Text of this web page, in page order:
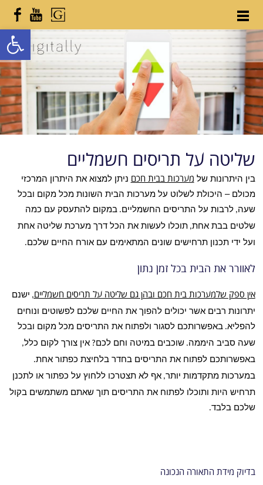
שליטה על תריסים חשמליים
בין היתרונות של מערכות בבית חכם ניתן למצוא את היתרון המרכזי
מכולם – היכולת לשלוט על מערכות הבית השונות מכל מקום ובכל
שעה,לרבות על התריסים החשמליים.במקום להתעסק עם כמה
שלטים בבת אחת,תוכלו לעשות את הכל דרך מערכת שליטה אחת
ועל ידי תכנון תרחישים שונים המתאימים עם אורח החיים שלכם.
לאוורר את הבית בכל זמן נתון
אין ספק שלמערכות בית חכם ובהן גם שליטה על תריסים חשמליים, ישנם
יתרונות רבים אשר יכולים להפוך את החיים שלכם לפשוטים ונוחים
להפליא.באפשרותכם לסגור ולפתוח את התריסים מכל מקום ובכל
שעה סביב היממה.שוכבים במיטה וחם לכם?אין צורך לקום כלל,
באפשרותכם לפתוח את התריסים בחדר בלחיצת כפתור אחת.
במערכות מתקדמות יותר,אף לא תצטרכו ללחוץ על כפתור או לתכנן
תרחיש היות ותוכלו לפתוח את התריסים תוך שאתם משתמשים בקול
שלכם בלבד.
בדיוק מידת התאורה הנכונה